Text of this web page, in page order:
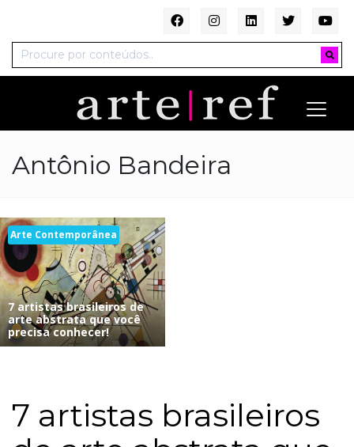
Antônio Bandeira
Arte Contemporânea
7 artistas brasileiros de
arte abstrata que você
precisa conhecer!
7 artistas brasileiros